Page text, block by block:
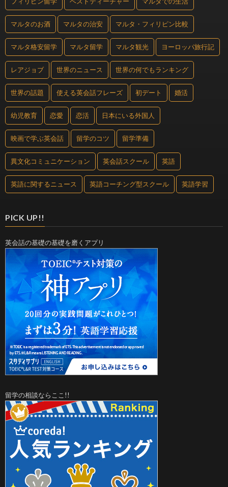
マルタのお酒 マルタの治安 マルタ・フィリピン比較
マルタ格安留学 マルタ留学 マルタ観光 ヨーロッパ旅行記
レアジョブ 世界のニュース 世界の何でもランキング
世界の話題 使える英会話フレーズ 初デート 婚活
幼児教育 恋愛 恋活 日本にいる外国人
映画で学ぶ英会話 留学のコツ 留学準備
異文化コミュニケーション 英会話スクール 英語
英語に関するニュース 英語コーチング型スクール 英語学習
PICK UP!!
英会話の基礎の基礎を磨くアプリ
留学の相談ならここ!!